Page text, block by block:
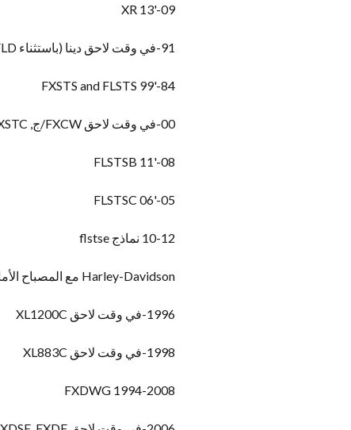
09-
'13 XR
91-في وقت لاحق دينا (باستثناء FLD و '05- في وقت سابق FXDWG)
84-
'99 FXSTS and FLSTS
00-في وقت لاحق FXCW/ج, FXS, FXSB, FXSBSE, FXST, FXSTB, FXSTC و FXSTD
08-
'11 FLSTSB
05-'06 FLSTSC
10-12 نماذج flstse
Harley-Davidson مع المصباح الأمامي LED 5.75 بوصة
1996-في وقت لاحق XL1200C
1998-في وقت لاحق XL883C
1994-2008 FXDWG